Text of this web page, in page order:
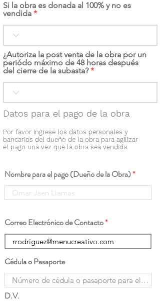
Si la obra es donada al 100% y no es
vendida
¿Autoriza la post venta de la obra por un
periódo máximo de 48 horas después
del cierre de la subasta?
Datos para el pago de la obra
Por favor ingrese los datos personales y
bancarios del dueño de la obra para agilizar
el pago una vez que la obra sea vendida:
Nombre para el pago (Dueño de la Obra)
Correo Electrónico de Contacto
Cédula o Pasaporte
D.V.